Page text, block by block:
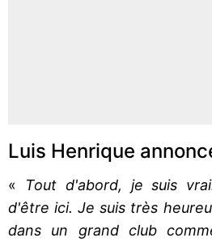
Luis Henrique
« Tout d'abord, je suis
d'être ici. Je suis très
dans un grand club